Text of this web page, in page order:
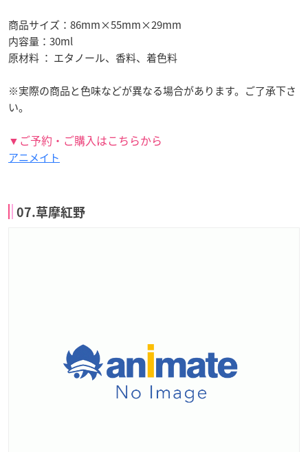
商品サイズ：86mm×55mm×29mm
内容量：30ml
原材料 ： エタノール、香料、着色料
※実際の商品と色味などが異なる場合があります。ご了承下さ
い。
▼ご予約・ご購入はこちらから
アニメイト
07.草摩紅野